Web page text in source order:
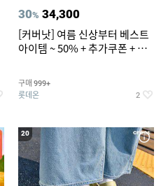
30% 34,300
[커버낫] 여름 신상부터 베스트
아이템 ~ 50% + 추가쿠폰 + 카
구매 999+
롯데온 2
20